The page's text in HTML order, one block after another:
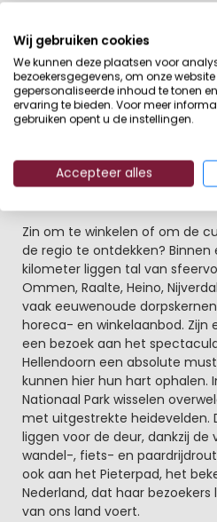
Zoveel diversiteit aan
langs de rivier de IJssel,
pontjes en fietsveren en
uiterwaarden en
oude en karakteristieke
tussen de Hellendoornseweg
Beide vaarten zijn rijk aan vis
Zin om te winkelen of om de
de regio te ontdekken? Binnen
kilometer liggen tal van
Ommen, Raalte, Heino,
vaak eeuwenoude
horeca- en winkelaanbod. Zijn
een bezoek aan het
Hellendoorn een absolute
kunnen hier hun hart ophalen.
Nationaal Park wisselen
met uitgestrekte heidevelden.
liggen voor de deur, dankzij de
wandel-, fiets- en
ook aan het Pieterpad, het
Nederland, dat haar
van ons land voert.
Wij gebruiken cookies
We kunnen deze plaatsen voor
bezoekersgegevens, om onze website
gepersonaliseerde inhoud te tonen
ervaring te bieden. Voor meer
gebruiken opent u de instellingen.
Accepteer alles